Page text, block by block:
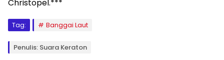
Christopel.***
Tag: Banggai Laut
Penulis: Suara Keraton